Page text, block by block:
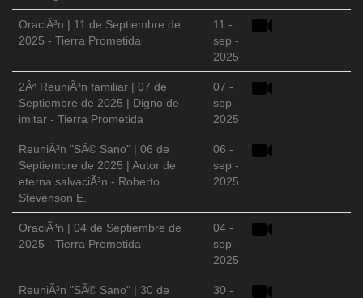
OraciÃ³n | 11 de Septiembre de
2025 - Tierra Prometida
11 -
sep -
2025
2Âª ReuniÃ³n familiar | 07 de
Septiembre de 2025 | Digno de
imitar - Tierra Prometida
07 -
sep -
2025
ReuniÃ³n "SÃ© Sano" | 06 de
Septiembre de 2025 | Autor de
eterna salvaciÃ³n - Roberto
Stevenson E.
06 -
sep -
2025
OraciÃ³n | 04 de Septiembre de
2025 - Tierra Prometida
04 -
sep -
2025
ReuniÃ³n "SÃ© Sano" | 30 de
30 -